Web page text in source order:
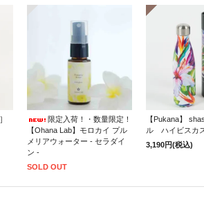
限定入荷！・数量限定！
【Ohana Lab】モロカイ プル
メリアウォーター - セラダイ
ン -
SOLD OUT
【Pukana】
ル ハイビスカ
3,190円(税込)